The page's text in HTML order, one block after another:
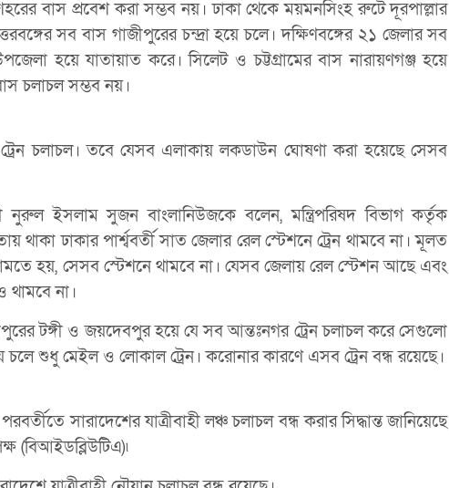
বাস প্রবেশ করা সম্ভব নয়। ঢাকা থেকে ময়মনসিংহ রুটে দূরপাল্লার
সব বাস গাজীপুরের চন্দ্রা হয়ে চলে। দক্ষিণবঙ্গের ২১ জেলার সব
হয়ে যাতায়াত করে। সিলেট ও চট্টগ্রামের বাস নারায়ণগঞ্জ হয়ে
চলাচল সম্ভব নয়।
ট্রেন চলাচল। তবে যেসব এলাকায় লকডাউন ঘোষণা করা হয়েছে সেসব
নুরুল ইসলাম সুজন বাংলানিউজকে বলেন, মন্ত্রিপরিষদ বিভাগ কর্তৃক
ঢাকার পার্শ্ববর্তী সাত জেলার রেল স্টেশনে ট্রেন থামবে না। মূলত
হয়, সেসব স্টেশনে থামবে না। যেসব জেলায় রেল স্টেশন আছে এবং
না।
টঙ্গী ও জয়দেবপুর হয়ে যে সব আন্তঃনগর ট্রেন চলাচল করে সেগুলো
চলে শুধু মেইল ও লোকাল ট্রেন। করোনার কারণে এসব ট্রেন বন্ধ রয়েছে।
সারাদেশের যাত্রীবাহী লঞ্চ চলাচল বন্ধ করার সিদ্ধান্ত জানিয়েছে
(বিআইডব্লিউটিএ)৷